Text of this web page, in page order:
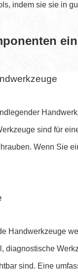
indem sie sie in
sind für
Wenn Sie
Handwerkzeuge
diagnostische
sind. Eine